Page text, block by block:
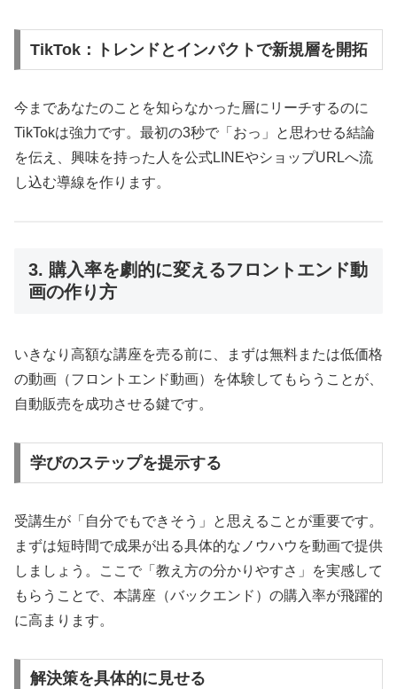
TikTok：トレンドとインパクトで新規層を開拓
今まであなたのことを知らなかった層にリーチするのに
TikTokは強力です。最初の3秒で「おっ」と思わせる結論
を伝え、興味を持った人を公式LINEやショップURLへ流
し込む導線を作ります。
3. 購入率を劇的に変えるフロントエンド動
画の作り方
いきなり高額な講座を売る前に、まずは無料または低価格
の動画（フロントエンド動画）を体験してもらうことが、
自動販売を成功させる鍵です。
学びのステップを提示する
受講生が「自分でもできそう」と思えることが重要です。
まずは短時間で成果が出る具体的なノウハウを動画で提供
しましょう。ここで「教え方の分かりやすさ」を実感して
もらうことで、本講座（バックエンド）の購入率が飛躍的
に高まります。
解決策を具体的に見せる